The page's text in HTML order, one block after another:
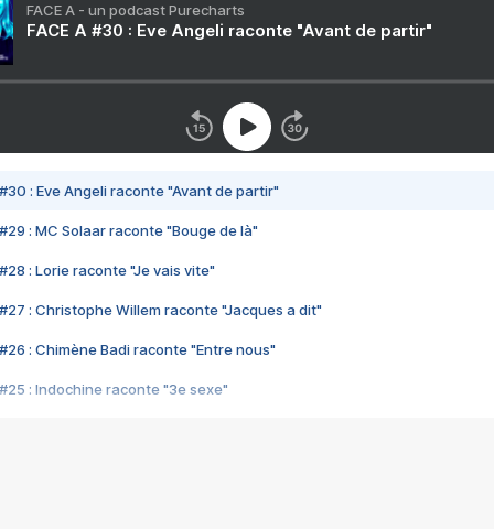
FACE A - un podcast Purecharts
FACE A #30 : Eve Angeli raconte "Avant de partir"
#30 : Eve Angeli raconte "Avant de partir"
#29 : MC Solaar raconte "Bouge de là"
#28 : Lorie raconte "Je vais vite"
#27 : Christophe Willem raconte "Jacques a dit"
#26 : Chimène Badi raconte "Entre nous"
#25 : Indochine raconte "3e sexe"